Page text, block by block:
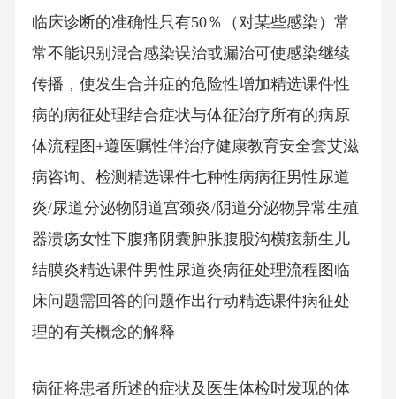
临床诊断的准确性只有50％（对某些感染）常
常不能识别混合感染误治或漏治可使感染继续
传播，使发生合并症的危险性增加精选课件性
病的病征处理结合症状与体征治疗所有的病原
体流程图+遵医嘱性伴治疗健康教育安全套艾滋
病咨询、检测精选课件七种性病病征男性尿道
炎/尿道分泌物阴道宫颈炎/阴道分泌物异常生殖
器溃疡女性下腹痛阴囊肿胀腹股沟横痃新生儿
结膜炎精选课件男性尿道炎病征处理流程图临
床问题需回答的问题作出行动精选课件病征处
理的有关概念的解释
病征将患者所述的症状及医生体检时发现的体